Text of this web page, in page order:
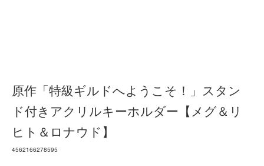
原作「特級ギルドへようこそ！」スタン
ド付きアクリルキーホルダー【メグ＆リ
ヒト＆ロナウド】
4562166278595